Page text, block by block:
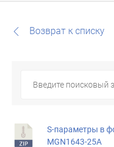
Возврат к списку
S-параметры в
MGN1643-25A